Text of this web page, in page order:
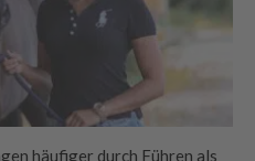
häufiger durch Führen als